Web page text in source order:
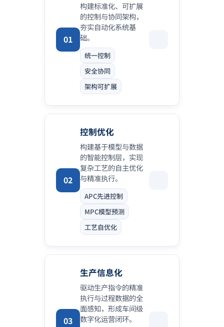
01
构建标准化、可扩展
的控制与协同架构，
夯实自动化系统基
础。
统一控制
安全协同
架构可扩展
02
控制优化
构建基于模型与数据
的智能控制层，实现
复杂工艺的自主优化
与精准执行。
APC先进控制
MPC模型预测
工艺自优化
03
生产信息化
驱动生产指令的精准
执行与过程数据的全
面感知，形成车间级
数字化运营闭环。